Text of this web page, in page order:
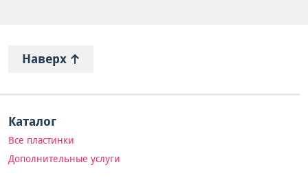
Наверх
Каталог
Все пластинки
Дополнительные услуги